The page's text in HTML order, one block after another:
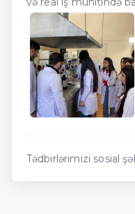
Tədbirlərimizi sosial